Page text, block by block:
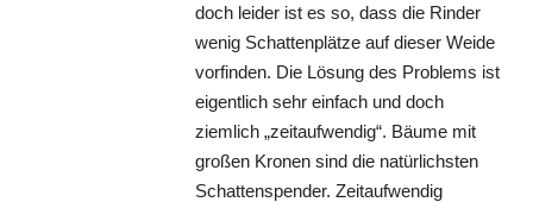
doch leider ist es so, dass die Rinder
wenig Schattenplätze auf dieser Weide
vorfinden. Die Lösung des Problems ist
eigentlich sehr einfach und doch
ziemlich „zeitaufwendig“. Bäume mit
großen Kronen sind die natürlichsten
Schattenspender. Zeitaufwendig